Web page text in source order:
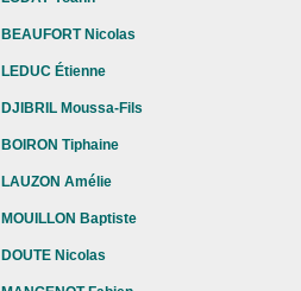
BEAUFORT Nicolas
LEDUC Étienne
DJIBRIL Moussa-Fils
BOIRON Tiphaine
LAUZON Amélie
MOUILLON Baptiste
DOUTE Nicolas